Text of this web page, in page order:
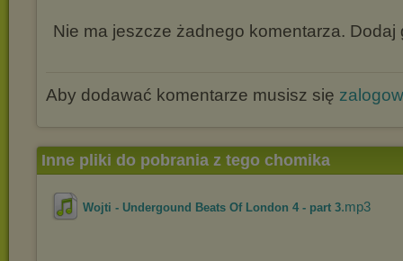
Nie ma jeszcze żadnego komentarza. Dodaj
Aby dodawać komentarze musisz się
Inne pliki do pobrania z tego chomika
Wojti - Undergound Beats Of London 4 - part 3.mp3